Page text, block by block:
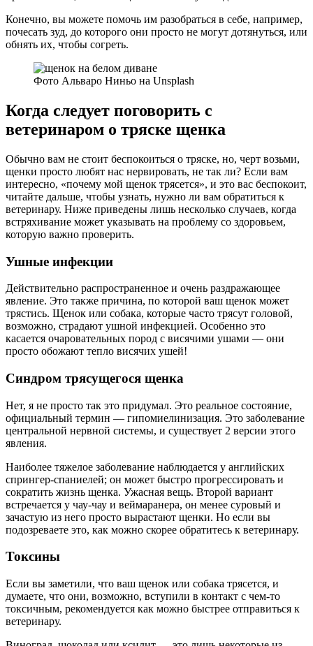
Конечно, вы можете помочь им разобраться в себе, например,
почесать зуд, до которого они просто не могут дотянуться, или
обнять их, чтобы согреть.
Фото Альваро Ниньо на Unsplash
Когда следует поговорить с
ветеринаром о тряске щенка
Обычно вам не стоит беспокоиться о тряске, но, черт возьми,
щенки просто любят нас нервировать, не так ли? Если вам
интересно, «почему мой щенок трясется», и это вас беспокоит,
читайте дальше, чтобы узнать, нужно ли вам обратиться к
ветеринару. Ниже приведены лишь несколько случаев, когда
встряхивание может указывать на проблему со здоровьем,
которую важно проверить.
Ушные инфекции
Действительно распространенное и очень раздражающее
явление. Это также причина, по которой ваш щенок может
трястись. Щенок или собака, которые часто трясут головой,
возможно, страдают ушной инфекцией. Особенно это
касается очаровательных пород с висячими ушами — они
просто обожают тепло висячих ушей!
Синдром трясущегося щенка
Нет, я не просто так это придумал. Это реальное состояние,
официальный термин — гипомиелинизация. Это заболевание
центральной нервной системы, и существует 2 версии этого
явления.
Наиболее тяжелое заболевание наблюдается у английских
спрингер-спаниелей; он может быстро прогрессировать и
сократить жизнь щенка. Ужасная вещь. Второй вариант
встречается у чау-чау и веймаранера, он менее суровый и
зачастую из него просто вырастают щенки. Но если вы
подозреваете это, как можно скорее обратитесь к ветеринару.
Токсины
Если вы заметили, что ваш щенок или собака трясется, и
думаете, что они, возможно, вступили в контакт с чем-то
токсичным, рекомендуется как можно быстрее отправиться к
ветеринару.